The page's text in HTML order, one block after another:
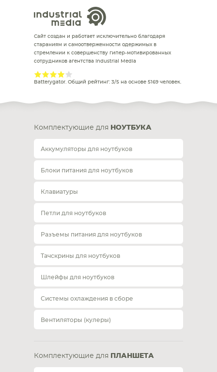
Сайт создан и работает исключительно благодаря
стараниям и самоотверженности одержимых в
стремлении к совершенству гипер-мотивированных
сотрудников агентства Industrial Media
Batterygator. Общий рейтинг: 3/5 на основе 5169 человек.
Комплектующие для НОУТБУКА
Аккумуляторы для ноутбуков
Блоки питания для ноутбуков
Клавиатуры
Петли для ноутбуков
Разъемы питания для ноутбуков
Тачскрины для ноутбуков
Шлейфы для ноутбуков
Системы охлаждения в сборе
Вентиляторы (кулеры)
Комплектующие для ПЛАНШЕТА